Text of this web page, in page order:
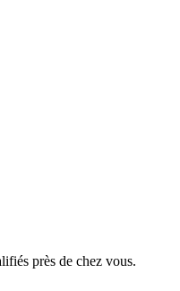
près de chez vous.